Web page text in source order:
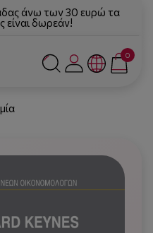
άνω των 30 ευρώ τα
είναι δωρεάν!
0